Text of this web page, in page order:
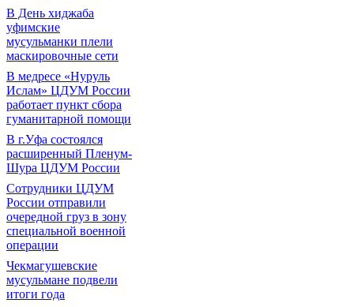
В День хиджаба
уфимские
мусульманки плели
маскировочные сети
В медресе «Нуруль
Ислам» ЦДУМ России
работает пункт сбора
гуманитарной помощи
В г.Уфа состоялся
расширенный Пленум-
Шура ЦДУМ России
Сотрудники ЦДУМ
России отправили
очередной груз в зону
специальной военной
операции
Чекмагушевские
мусульмане подвели
итоги года